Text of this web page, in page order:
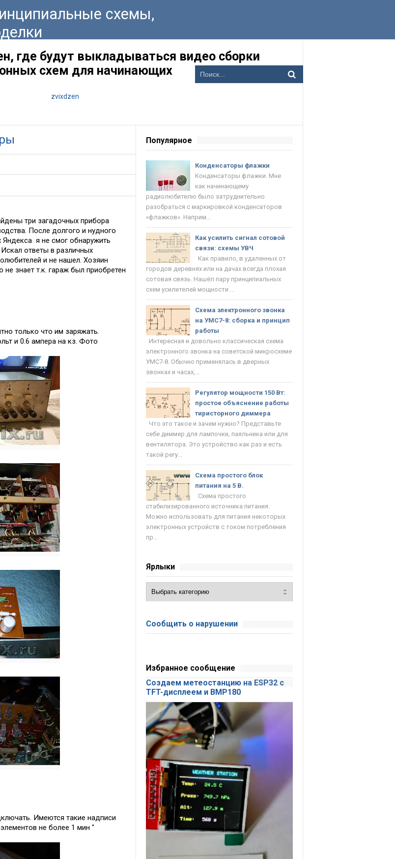
схемы,
где будут выкладываться видео сборки
схем для начинающих
zvixdzen
три загадочных прибора
После долгого и нудного
Яндекса я не смог обнаружить
ответы в различных
и не нашел. Хозяин
не знает т.к. гараж был приобретен
только что им заряжать.
и 0.6 ампера на кз. Фото
Имеются такие надписи
не более 1 мин "
Популярное
Конденсаторы флажки
Конденсаторы флажки. Мне
как начинающему
радиолюбителю было затруднительно
разобраться с маркировкой конденсаторов
«флажков». Наприм...
Как усилить сигнал сотовой
связи: схемы УВЧ
Как правило, в удаленных от
городов деревнях или на дачах всегда плохая
сотовая связь. Нашёл пару принципиальных
схем усилителей мощности ...
Схема электронного звонка
на УМС7-8: сборка и принцип
работы
Интересная и довольно классическая схема
электронного звонка на советской микросхеме
УМС7-8. Обычно применялась в дверных
звонках и часах,...
Регулятор мощности 150 Вт:
простое объяснение работы
тиристорного диммера
Что это такое и зачем нужно? Представьте
себе диммер для лампочки, паяльника или для
вентилятора. Это устройство как раз и есть
такой регу...
Схема простого блок
питания на 5 В.
Схема простого
стабилизированного источника питания.
Можно использовать для питания некоторых
электронных устройств с током потребления
пр...
Ярлыки
Сообщить о нарушении
Избранное сообщение
Создаем метеостанцию на ESP32 с
TFT-дисплеем и BMP180